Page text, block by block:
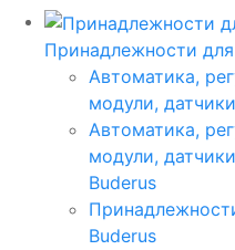
Принадлежности
Автоматика,
модули,
Автоматика,
модули,
Buderus
Buderus